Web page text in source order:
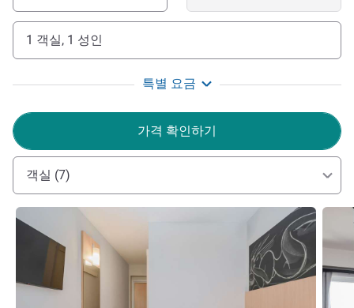
to enjoy the bohemian city, for a great price. Book now and
come to know Foz do Iguaçu.
protocols in place to ensure your comfort and safety. Enjoy
the hotel's privileged location and the wonders of our city!
The Ibis Foz Team.
Leandro JESUS 호텔 관리
1 객실, 1 성인
특별 요금
가격 확인하기
객실 (7)
세부 정보 보기 세부